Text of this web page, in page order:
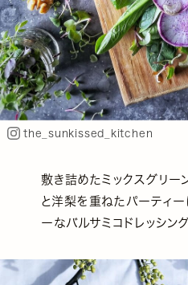
the_sunkissed_kitchen
敷き詰めたミックスグリー
と洋梨を重ねたパーティー
ーなバルサミコドレッシン